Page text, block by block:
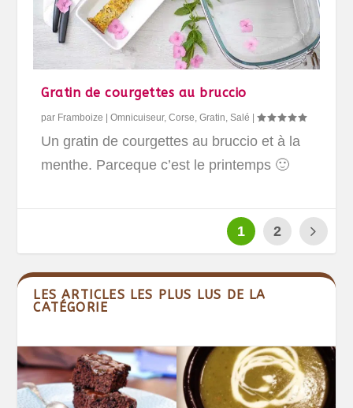
Gratin de courgettes au bruccio
par Framboize |Omnicuiseur,Corse,Gratin,Salé |
Un gratin de courgettes au bruccio et à la
menthe. Parceque c’est le printemps 🙂
1 2
LES ARTICLES LES PLUS LUS DE LA
CATÉGORIE